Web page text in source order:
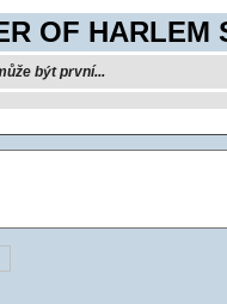
OF HARLEM
být první...